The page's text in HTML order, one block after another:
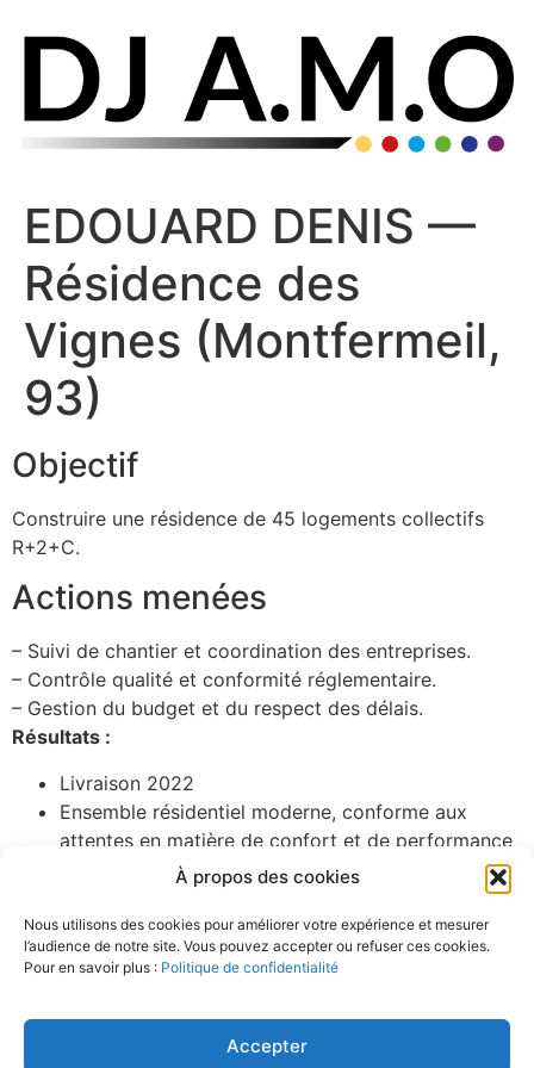
À propos des cookies
Nous utilisons des cookies pour améliorer votre expérience et mesurer
l’audience de notre site. Vous pouvez accepter ou refuser ces cookies.
Pour en savoir plus : Politique de confidentialité
Accepter
EDOUARD DENIS —
Résidence des
Vignes (Montfermeil,
93)
Objectif
Construire une résidence de 45 logements collectifs
R+2+C.
Actions menées
– Suivi de chantier et coordination des entreprises.
– Contrôle qualité et conformité réglementaire.
– Gestion du budget et du respect des délais.
Résultats :
Livraison 2022
Ensemble résidentiel moderne, conforme aux
attentes en matière de confort et de performance
Contactez-nous
En savoir plus :France Rénov’•ADEME•